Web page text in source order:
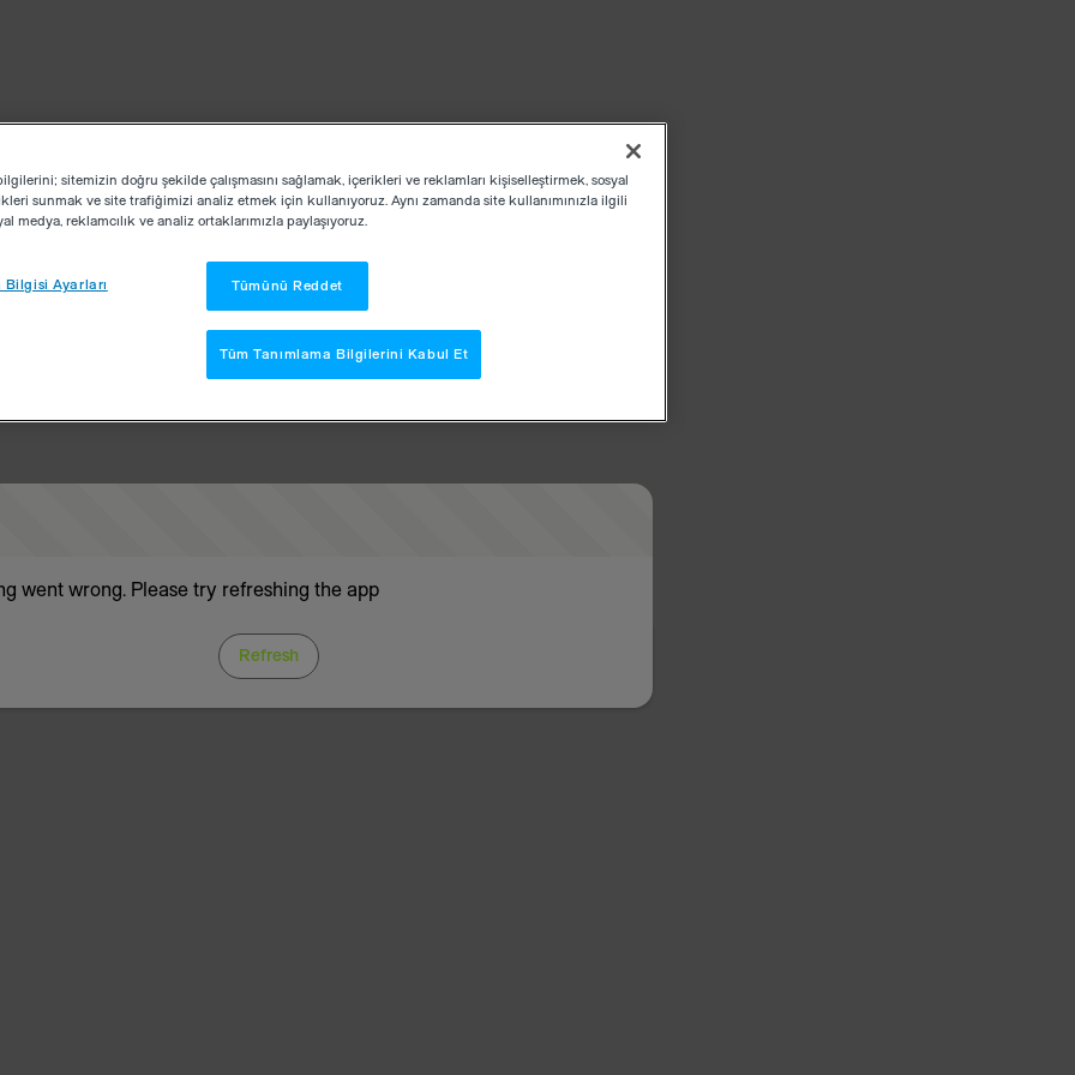
went wrong. Please try refreshing the app
Refresh
bilgilerini; sitemizin doğru şekilde çalışmasını sağlamak, içerikleri ve reklamları kişiselleştirmek, sosyal
sunmak ve site trafiğimizi analiz etmek için kullanıyoruz. Aynı zamanda site kullanımınızla ilgili
medya, reklamcılık ve analiz ortaklarımızla paylaşıyoruz.
Bilgisi Ayarları Tümünü Reddet
Tüm Tanımlama Bilgilerini Kabul Et